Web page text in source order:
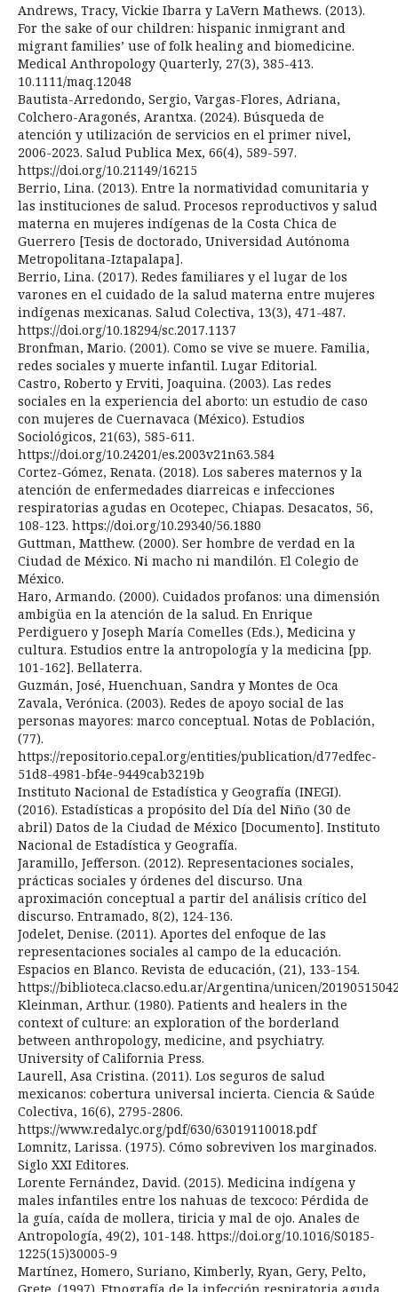
Andrews, Tracy, Vickie Ibarra y LaVern Mathews. (2013).
For the sake of our children: hispanic inmigrant and
migrant families’ use of folk healing and biomedicine.
Medical Anthropology Quarterly, 27(3), 385-413.
10.1111/maq.12048
Bautista-Arredondo, Sergio, Vargas-Flores, Adriana,
Colchero-Aragonés, Arantxa. (2024). Búsqueda de
atención y utilización de servicios en el primer nivel,
2006-2023. Salud Publica Mex, 66(4), 589-597.
https://doi.org/10.21149/16215
Berrio, Lina. (2013). Entre la normatividad comunitaria y
las instituciones de salud. Procesos reproductivos y salud
materna en mujeres indígenas de la Costa Chica de
Guerrero [Tesis de doctorado, Universidad Autónoma
Metropolitana-Iztapalapa].
Berrio, Lina. (2017). Redes familiares y el lugar de los
varones en el cuidado de la salud materna entre mujeres
indígenas mexicanas. Salud Colectiva, 13(3), 471-487.
https://doi.org/10.18294/sc.2017.1137
Bronfman, Mario. (2001). Como se vive se muere. Familia,
redes sociales y muerte infantil. Lugar Editorial.
Castro, Roberto y Erviti, Joaquina. (2003). Las redes
sociales en la experiencia del aborto: un estudio de caso
con mujeres de Cuernavaca (México). Estudios
Sociológicos, 21(63), 585-611.
https://doi.org/10.24201/es.2003v21n63.584
Cortez-Gómez, Renata. (2018). Los saberes maternos y la
atención de enfermedades diarreicas e infecciones
respiratorias agudas en Ocotepec, Chiapas. Desacatos, 56,
108-123. https://doi.org/10.29340/56.1880
Guttman, Matthew. (2000). Ser hombre de verdad en la
Ciudad de México. Ni macho ni mandilón. El Colegio de
México.
Haro, Armando. (2000). Cuidados profanos: una dimensión
ambigüa en la atención de la salud. En Enrique
Perdiguero y Joseph María Comelles (Eds.), Medicina y
cultura. Estudios entre la antropología y la medicina [pp.
101-162]. Bellaterra.
Guzmán, José, Huenchuan, Sandra y Montes de Oca
Zavala, Verónica. (2003). Redes de apoyo social de las
personas mayores: marco conceptual. Notas de Población,
(77).
https://repositorio.cepal.org/entities/publication/d77edfec-
51d8-4981-bf4e-9449cab3219b
Instituto Nacional de Estadística y Geografía (INEGI).
(2016). Estadísticas a propósito del Día del Niño (30 de
abril) Datos de la Ciudad de México [Documento]. Instituto
Nacional de Estadística y Geografía.
Jaramillo, Jefferson. (2012). Representaciones sociales,
prácticas sociales y órdenes del discurso. Una
aproximación conceptual a partir del análisis crítico del
discurso. Entramado, 8(2), 124-136.
Jodelet, Denise. (2011). Aportes del enfoque de las
representaciones sociales al campo de la educación.
Espacios en Blanco. Revista de educación, (21), 133-154.
https://biblioteca.clacso.edu.ar/Argentina/unicen/
Kleinman, Arthur. (1980). Patients and healers in the
context of culture: an exploration of the borderland
between anthropology, medicine, and psychiatry.
University of California Press.
Laurell, Asa Cristina. (2011). Los seguros de salud
mexicanos: cobertura universal incierta. Ciencia & Saúde
Colectiva, 16(6), 2795-2806.
https://www.redalyc.org/pdf/630/63019110018.pdf
Lomnitz, Larissa. (1975). Cómo sobreviven los marginados.
Siglo XXI Editores.
Lorente Fernández, David. (2015). Medicina indígena y
males infantiles entre los nahuas de texcoco: Pérdida de
la guía, caída de mollera, tiricia y mal de ojo. Anales de
Antropología, 49(2), 101-148. https://doi.org/10.1016/S0185-
1225(15)30005-9
Martínez, Homero, Suriano, Kimberly, Ryan, Gery, Pelto,